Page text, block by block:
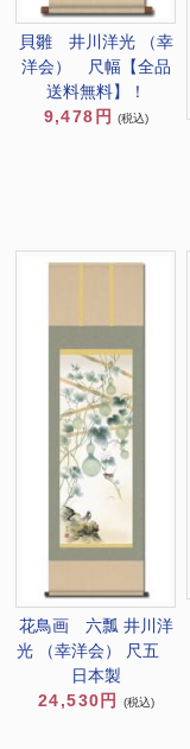
貝雛 井川洋光 （幸
洋会） 尺幅【全品
送料無料】！
9,478円 (税込)
花鳥画 六瓢 井川洋
光 （幸洋会） 尺五
日本製
24,530円
(税込)